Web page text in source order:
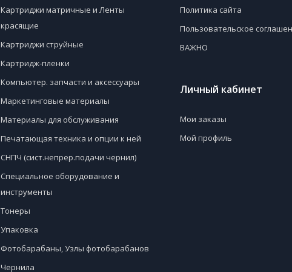
Картриджи матричные и Ленты
красящие
Картриджи струйные
Картридж-пленки
Компьютер. запчасти и аксессуары
Маркетинговые материалы
Материалы для обслуживания
Печатающая техника и опции к ней
СНПЧ (сист.непрер.подачи чернил)
Специальное оборудование и
инструменты
Тонеры
Упаковка
Фотобарабаны, Узлы фотобарабанов
Чернила
Политика сайта
Пользовательское
ВАЖНО
Личный кабинет
Мои заказы
Мой профиль